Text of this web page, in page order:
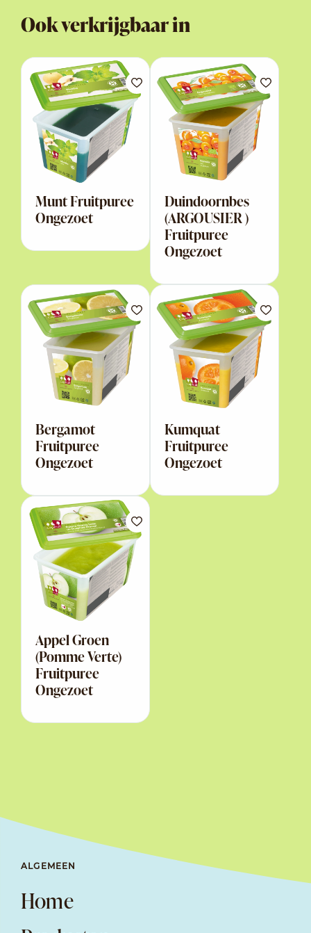
Ook verkrijgbaar in
Munt Fruitpuree
Ongezoet
Duindoornbes
(ARGOUSIER )
Fruitpuree
Ongezoet
Bergamot
Fruitpuree
Ongezoet
Kumquat
Fruitpuree
Ongezoet
Appel Groen
(Pomme Verte)
Fruitpuree
Ongezoet
ALGEMEEN
Home